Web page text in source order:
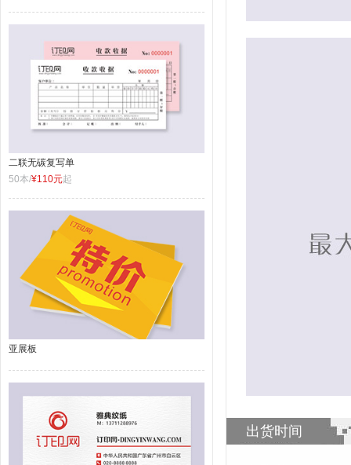
二联无碳复写单
50本/¥110元起
亚展板
出货时间